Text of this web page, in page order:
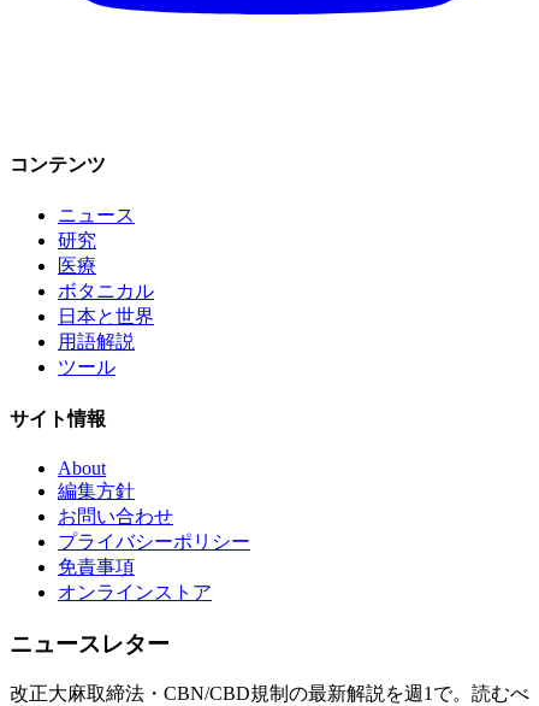
コンテンツ
ニュース
研究
医療
ボタニカル
日本と世界
用語解説
ツール
サイト情報
About
編集方針
お問い合わせ
プライバシーポリシー
免責事項
オンラインストア
ニュースレター
改正大麻取締法・CBN/CBD規制の最新解説を週1で。読むべ